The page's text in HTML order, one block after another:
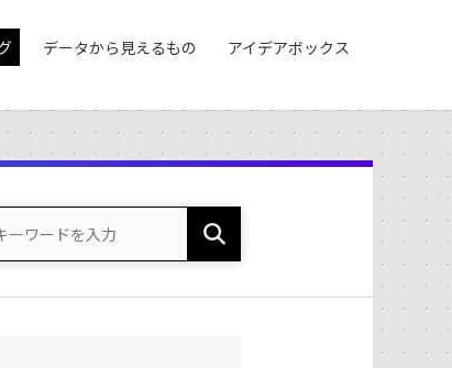
データから見えるもの アイデアボックス